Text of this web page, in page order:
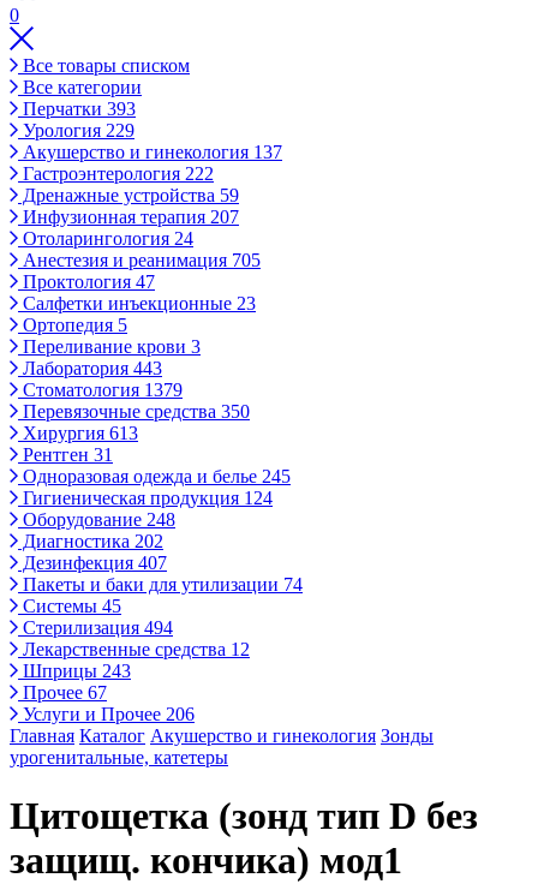
0
Все товары списком
Все категории
Перчатки 393
Урология 229
Акушерство и гинекология 137
Гастроэнтерология 222
Дренажные устройства 59
Инфузионная терапия 207
Отоларингология 24
Анестезия и реанимация 705
Проктология 47
Салфетки инъекционные 23
Ортопедия 5
Переливание крови 3
Лаборатория 443
Стоматология 1379
Перевязочные средства 350
Хирургия 613
Рентген 31
Одноразовая одежда и белье 245
Гигиеническая продукция 124
Оборудование 248
Диагностика 202
Дезинфекция 407
Пакеты и баки для утилизации 74
Системы 45
Стерилизация 494
Лекарственные средства 12
Шприцы 243
Прочее 67
Услуги и Прочее 206
Главная Каталог Акушерство и гинекология Зонды
урогенитальные, катетеры
Цитощетка (зонд тип D без
защищ. кончика) мод1